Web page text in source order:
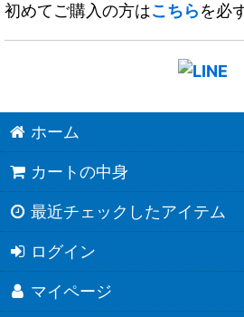
初めてご購入の方はこちらを必
ホーム
カートの中身
最近チェックしたアイテム
ログイン
マイページ